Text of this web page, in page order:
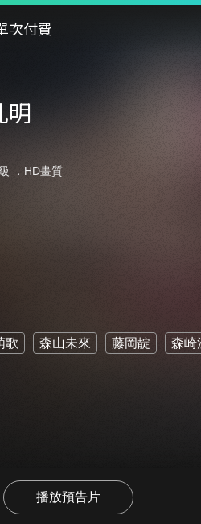
次付費
明
．HD畫質
歌 森山未來 藤岡靛 森崎
播放預告片